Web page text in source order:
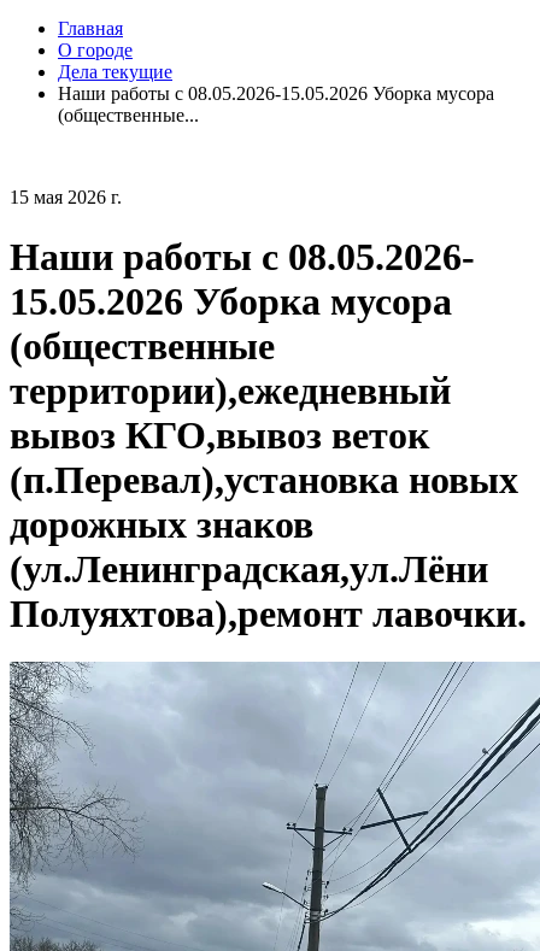
Главная
О городе
Дела текущие
Наши работы с 08.05.2026-15.05.2026 Уборка мусора
(общественные...
15 мая 2026 г.
Наши работы с 08.05.2026-
15.05.2026 Уборка мусора
(общественные
территории),ежедневный
вывоз КГО,вывоз веток
(п.Перевал),установка новых
дорожных знаков
(ул.Ленинградская,ул.Лёни
Полуяхтова),ремонт лавочки.